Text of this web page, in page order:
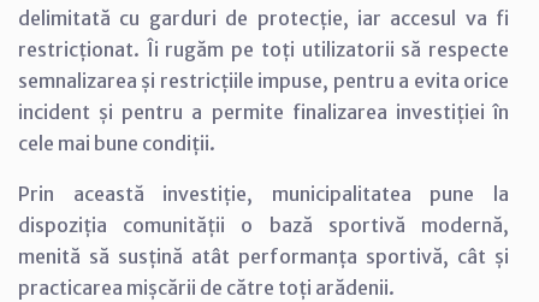
delimitată cu garduri de protecție, iar accesul va fi
restricționat. Îi rugăm pe toți utilizatorii să respecte
semnalizarea și restricțiile impuse, pentru a evita orice
incident și pentru a permite finalizarea investiției în
cele mai bune condiții.
Prin această investiție, municipalitatea pune la
dispoziția comunității o bază sportivă modernă,
menită să susțină atât performanța sportivă, cât și
practicarea mișcării de către toți arădenii.